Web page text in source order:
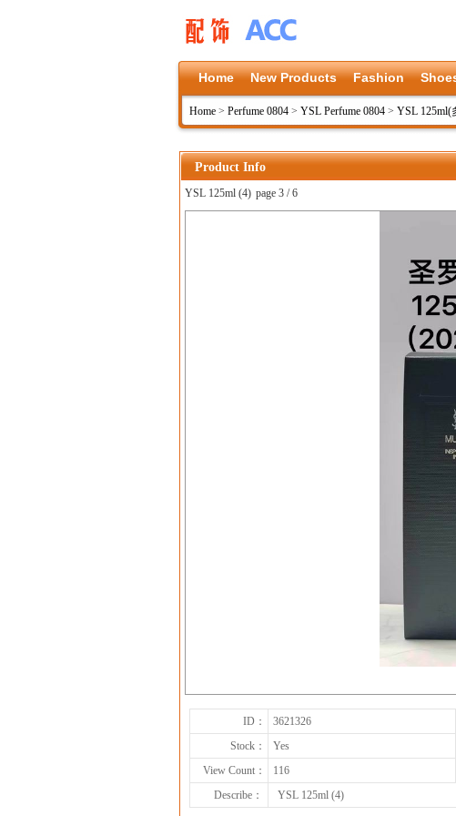
Home New Products Fashion
Home > Perfume 0804 > YSL Perfume 0804 > YSL 125ml(
Product Info
YSL 125ml (4) page 3 / 6
ID： 3621326
Stock：
Yes
View Count：
116
Describe：
YSL 125ml (4)